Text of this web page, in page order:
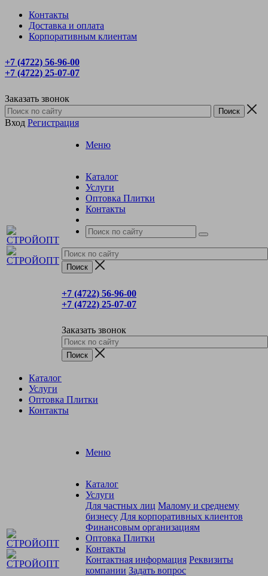
Контакты
Доставка и оплата
Корпоративным клиентам
+7 (4722) 56‑96-00
+7 (4722) 25‑07-07
Заказать звонок
Вход Регистрация
Меню
Каталог
Услуги
Оптовка Плитки
Контакты
+7 (4722) 56‑96-00
+7 (4722) 25‑07-07
Заказать звонок
Каталог
Услуги
Оптовка Плитки
Контакты
Меню
Каталог
Услуги
Для частных лиц Малому и среднему
бизнесу Для корпоративных клиентов
Финансовым организациям
Оптовка Плитки
Контакты
Контактная информация Реквизиты
компании Задать вопрос